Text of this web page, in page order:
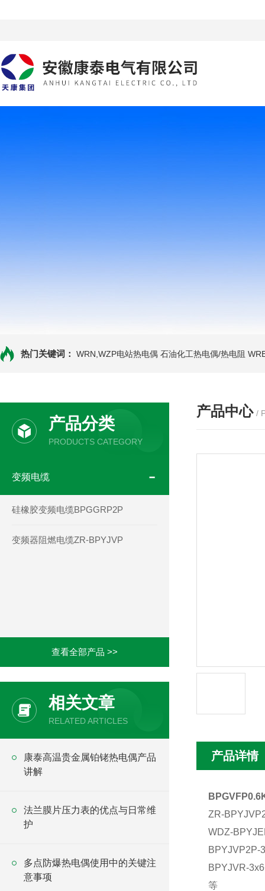
热门关键词： WRN,WZP电站热电偶 石油化工热电偶/热电阻
产品分类
PRODUCTS CATEGORY
变频电缆
硅橡胶变频电缆BPGGRP2P
变频器阻燃电缆ZR-BPYJVP
查看全部产品 >>
相关文章
RELATED ARTICLES
康泰高温贵金属铂铑热电偶产品
讲解
法兰膜片压力表的优点与日常维
护
多点防爆热电偶使用中的关键注
意事项
产品中心 /
产品详情
ZR-
WDZ-
BPYJVR-
等